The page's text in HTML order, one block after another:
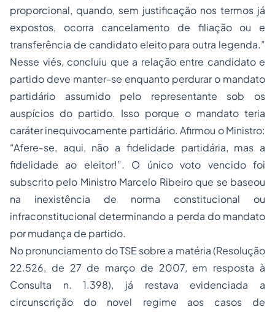
proporcional, quando, sem justificação nos termos já
expostos, ocorra cancelamento de filiação ou e
transferência de candidato eleito para outra legenda.”
Nesse viés, concluiu que a relação entre candidato e
partido deve manter-se enquanto perdurar o mandato
partidário assumido pelo representante sob os
auspícios do partido. Isso porque o mandato teria
caráter inequivocamente partidário. Afirmou o Ministro:
“Afere-se, aqui, não a fidelidade partidária, mas a
fidelidade ao eleitor!”. O único voto vencido foi
subscrito pelo Ministro Marcelo Ribeiro que se baseou
na inexistência de norma constitucional ou
infraconstitucional determinando a perda do mandato
por mudança de partido.
No pronunciamento do TSE sobre a matéria (Resolução
22.526, de 27 de março de 2007, em resposta à
Consulta n. 1.398), já restava evidenciada a
circunscrição do novel regime aos casos de